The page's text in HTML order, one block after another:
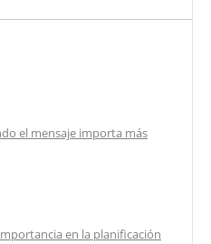
el mensaje importa más
en la planificación